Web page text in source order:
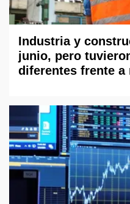
Industria y
junio, pero
diferentes frente a